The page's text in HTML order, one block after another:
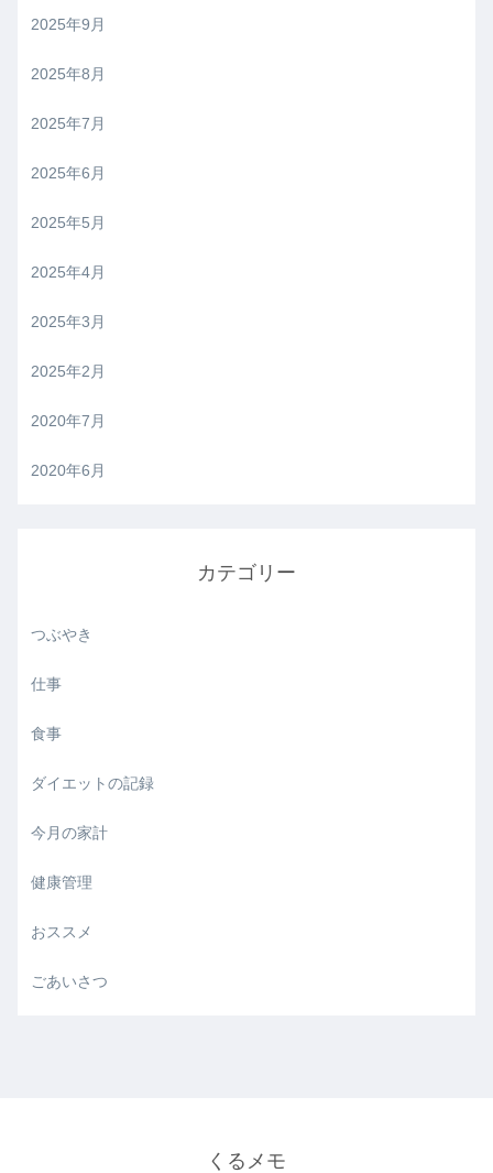
2025年9月
2025年8月
2025年7月
2025年6月
2025年5月
2025年4月
2025年3月
2025年2月
2020年7月
2020年6月
カテゴリー
つぶやき
仕事
食事
ダイエットの記録
今月の家計
健康管理
おススメ
ごあいさつ
くるメモ